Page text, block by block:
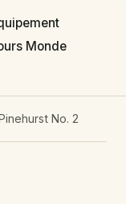
Monde
No. 2